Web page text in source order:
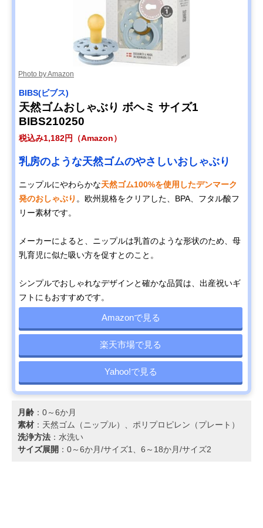
Photo by Amazon
BIBS(ビブス)
天然ゴムおしゃぶり ボヘミ サイズ1
BIBS210250
税込み1,182円（Amazon）
乳房のような天然ゴムのやさしいおしゃぶり
ニップルにやわらかな天然ゴム100%を使用したデンマーク
発のおしゃぶり 。欧州規格をクリアした、BPA、フタル酸フ
リー素材です。
メーカーによると、ニップルは乳首のような形状のため、母
乳育児に似た吸い方を促すとのこと。
シンプルでおしゃれなデザインと確かな品質は、出産祝いギ
フトにもおすすめです。
Amazonで見る
楽天市場で見る
Yahoo!で見る
月齢 ：0～6か月
素材 ：天然ゴム（ニップル）、ポリプロピレン（プレート）
洗浄方法 ：水洗い
サイズ展開 ：0～6か月/サイズ1、6～18か月/サイズ2